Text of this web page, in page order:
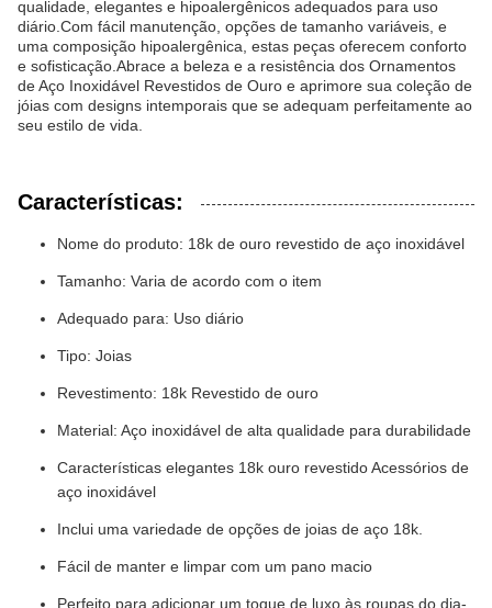
qualidade, elegantes e hipoalergênicos adequados para uso
diário.Com fácil manutenção, opções de tamanho variáveis, e
uma composição hipoalergênica, estas peças oferecem conforto
e sofisticação.Abrace a beleza e a resistência dos Ornamentos
de Aço Inoxidável Revestidos de Ouro e aprimore sua coleção de
jóias com designs intemporais que se adequam perfeitamente ao
seu estilo de vida.
Características:
Nome do produto: 18k de ouro revestido de aço inoxidável
Tamanho: Varia de acordo com o item
Adequado para: Uso diário
Tipo: Joias
Revestimento: 18k Revestido de ouro
Material: Aço inoxidável de alta qualidade para durabilidade
Características elegantes 18k ouro revestido Acessórios de
aço inoxidável
Inclui uma variedade de opções de joias de aço 18k.
Fácil de manter e limpar com um pano macio
Perfeito para adicionar um toque de luxo às roupas do dia-